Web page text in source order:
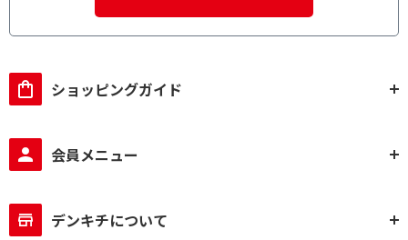
ショッピングガイド
会員メニュー
デンキチについて